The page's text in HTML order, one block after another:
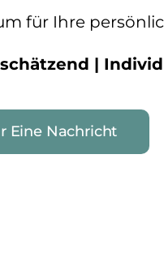
für Ihre
|
Eine Nachricht